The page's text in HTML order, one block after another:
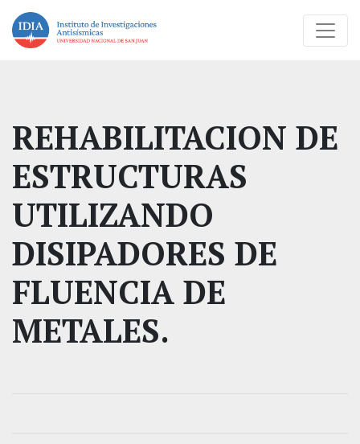
REHABILITACION DE
ESTRUCTURAS
UTILIZANDO
DISIPADORES DE
FLUENCIA DE
METALES.